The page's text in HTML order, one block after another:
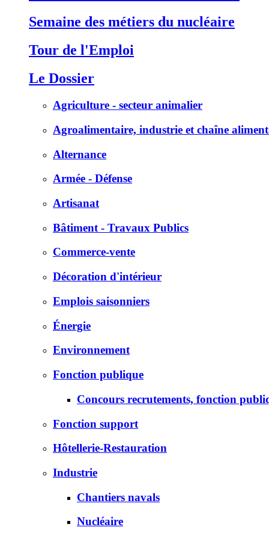
Semaine des métiers du nucléaire
Tour de l'Emploi
Le Dossier
Agriculture - secteur animalier
Agroalimentaire, industrie et chaîne
Alternance
Armée - Défense
Artisanat
Bâtiment - Travaux Publics
Commerce-vente
Décoration d'intérieur
Emplois saisonniers
Énergie
Environnement
Fonction publique
Concours recrutements, fonction
Fonction support
Hôtellerie-Restauration
Industrie
Chantiers navals
Nucléaire